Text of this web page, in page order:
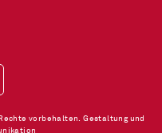
vorbehalten. Gestaltung und